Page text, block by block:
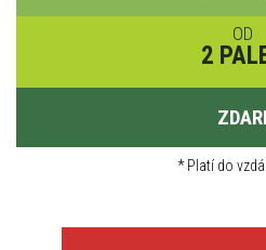
OD
2
*Platí do